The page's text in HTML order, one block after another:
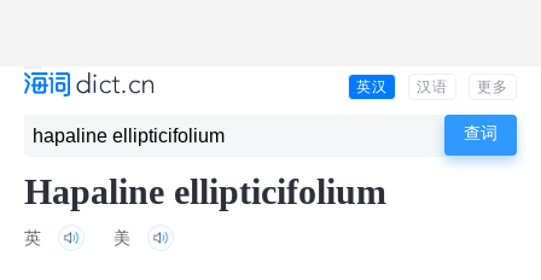
英汉 汉语 更多
Hapaline ellipticifolium
英 美